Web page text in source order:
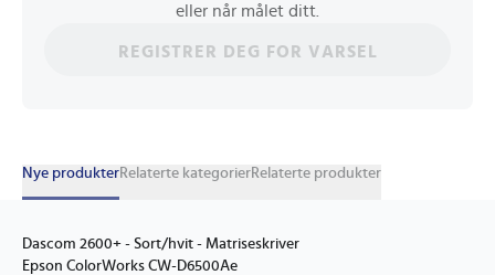
eller når målet ditt.
REGISTRER DEG FOR VARSEL
Nye produkterRelaterte kategorierRelaterte produkter
Dascom 2600+ - Sort/hvit - Matriseskriver
Epson ColorWorks CW-D6500Ae